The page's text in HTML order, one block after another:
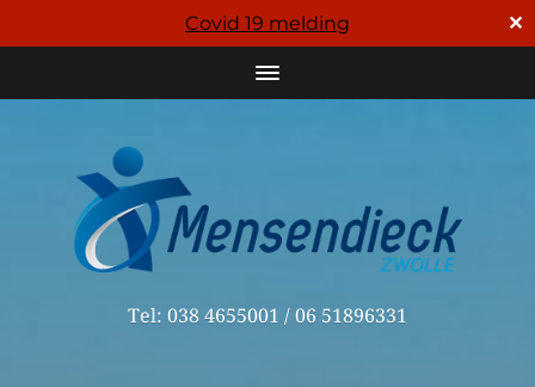
Covid 19 melding ✕
Tel: 038 4655001 / 06 51896331